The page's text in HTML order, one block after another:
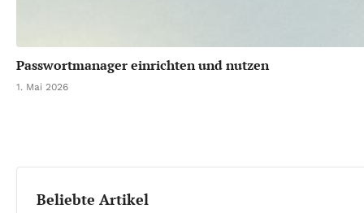
Passwortmanager einrichten und nutzen
1. Mai 2026
Beliebte Artikel